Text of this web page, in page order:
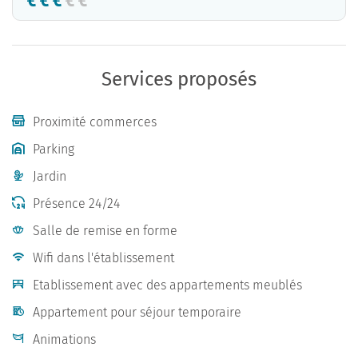
Services proposés
Proximité commerces
Parking
Jardin
Présence 24/24
Salle de remise en forme
Wifi dans l'établissement
Etablissement avec des appartements meublés
Appartement pour séjour temporaire
Animations